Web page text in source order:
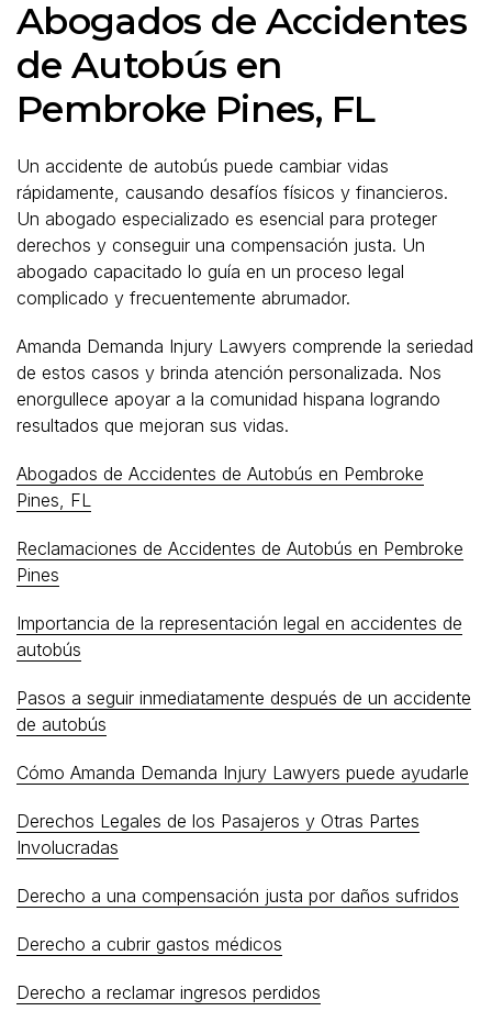
Abogados de Accidentes
de Autobús en
Pembroke Pines, FL
Un accidente de autobús puede cambiar vidas
rápidamente, causando desafíos físicos y financieros.
Un abogado especializado es esencial para proteger
derechos y conseguir una compensación justa. Un
abogado capacitado lo guía en un proceso legal
complicado y frecuentemente abrumador.
Amanda Demanda Injury Lawyers comprende la seriedad
de estos casos y brinda atención personalizada. Nos
enorgullece apoyar a la comunidad hispana logrando
resultados que mejoran sus vidas.
Abogados de Accidentes de Autobús en Pembroke
Pines, FL
Reclamaciones de Accidentes de Autobús en Pembroke
Pines
Importancia de la representación legal en accidentes de
autobús
Pasos a seguir inmediatamente después de un accidente
de autobús
Cómo Amanda Demanda Injury Lawyers puede ayudarle
Derechos Legales de los Pasajeros y Otras Partes
Involucradas
Derecho a una compensación justa por daños sufridos
Derecho a cubrir gastos médicos
Derecho a reclamar ingresos perdidos